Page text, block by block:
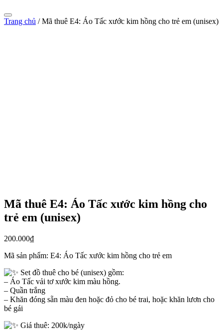
Trang chủ /Mã thuê E4: Áo Tấc xước kim hồng cho trẻ em (unisex)
Mã thuê E4: Áo Tấc xước kim hồng cho
trẻ em (unisex)
200.000₫
Mã sản phẩm: E4: Áo Tấc xước kim hồng cho trẻ em
Set đồ thuê cho bé (unisex) gồm:
– Áo Tấc vải tơ xước kim màu hồng.
– Quần trắng
– Khăn đóng sẵn màu đen hoặc đỏ cho bé trai, hoặc khăn lươn cho
bé gái
Giá thuê: 200k/ngày